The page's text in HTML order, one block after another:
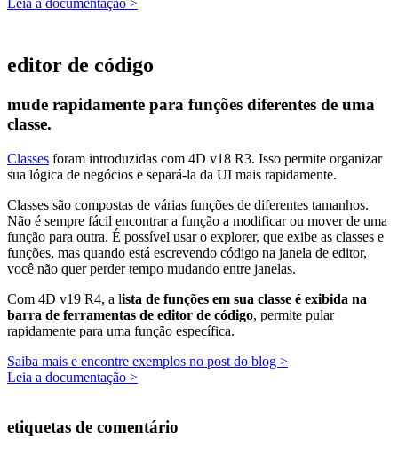
Leia a documentação >
editor de código
mude rapidamente para funções diferentes de uma
classe.
Classes foram introduzidas com 4D v18 R3. Isso permite organizar
sua lógica de negócios e separá-la da UI mais rapidamente.
Classes são compostas de várias funções de diferentes tamanhos.
Não é sempre fácil encontrar a função a modificar ou mover de uma
função para outra. É possível usar o explorer, que exibe as classes e
funções, mas quando está escrevendo código na janela de editor,
você não quer perder tempo mudando entre janelas.
Com 4D v19 R4, a lista de funções em sua classe é exibida na
barra de ferramentas de editor de código, permite pular
rapidamente para uma função específica.
Saiba mais e encontre exemplos no post do blog >
Leia a documentação >
etiquetas de comentário